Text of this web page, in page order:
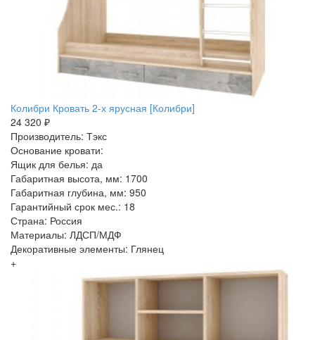
Колибри Кровать 2-х ярусная [Колибри]
24 320 ₽
Производитель: Тэкс
Основание кровати:
Ящик для белья: да
Габаритная высота, мм: 1700
Габаритная глубина, мм: 950
Гарантийный срок мес.: 18
Страна: Россия
Материалы: ЛДСП/МДФ
Декоративные элементы: Глянец
+